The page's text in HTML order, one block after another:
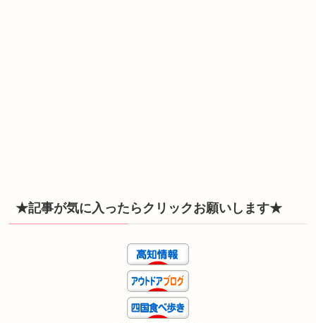
★記事が気に入ったらクリックお願いします★